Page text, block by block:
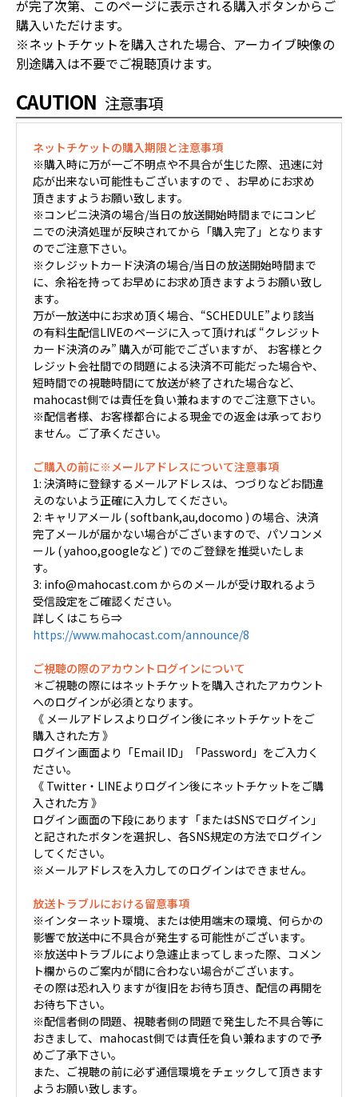
が完了次第、このページに表示される購入ボタンからご
購入いただけます。
※ネットチケットを購入された場合、アーカイブ映像の
別途購入は不要でご視聴頂けます。
CAUTION 注意事項
ネットチケットの購入期限と注意事項
※購入時に万が一ご不明点や不具合が生じた際、迅速に対
応が出来ない可能性もございますので 、お早めにお求め
頂きますようお願い致します。
※コンビニ決済の場合/当日の放送開始時間までにコンビ
ニでの決済処理が反映されてから「購入完了」となります
のでご注意下さい。
※クレジットカード決済の場合/当日の放送開始時間まで
に、余裕を持ってお早めにお求め頂きますようお願い致し
ます。
万が一放送中にお求め頂く場合、“SCHEDULE”より該当
の有料生配信LIVEのページに入って頂ければ “クレジット
カード決済のみ” 購入が可能でございますが、 お客様とク
レジット会社間での問題による決済不可能だった場合や、
短時間での視聴時間にて放送が終了された場合など、
mahocast側では責任を負い兼ねますのでご注意下さい。
※配信者様、お客様都合による現金での返金は承っており
ません。ご了承ください。
ご購入の前に※メールアドレスについて注意事項
1: 決済時に登録するメールアドレスは、つづりなどお間違
えのないよう正確に入力してください。
2: キャリアメール ( softbank,au,docomo ) の場合、決済
完了メールが届かない場合がございますので、パソコンメ
ール ( yahoo,googleなど ) でのご登録を推奨いたしま
す。
3: info@mahocast.com からのメールが受け取れるよう
受信設定をご確認ください。
詳しくはこちら⇒
https://www.mahocast.com/announce/8
ご視聴の際のアカウントログインについて
＊ご視聴の際にはネットチケットを購入されたアカウント
へのログインが必須となります。
《 メールアドレスよりログイン後にネットチケットをご
購入された方 》
ログイン画面より「Email ID」「Password」をご入力く
ださい。
《 Twitter・LINEよりログイン後にネットチケットをご購
入された方 》
ログイン画面の下段にあります「またはSNSでログイン」
と記されたボタンを選択し、各SNS規定の方法でログイン
してください。
※メールアドレスを入力してのログインはできません。
放送トラブルにおける留意事項
※インターネット環境、または使用端末の環境、何らかの
影響で放送中に不具合が発生する可能性がございます。
※放送中トラブルにより急遽止まってしまった際、コメン
ト欄からのご案内が間に合わない場合がございます。
その際は恐れ入りますが復旧をお待ち頂き、配信の再開を
お待ち下さい。
※配信者側の問題、視聴者側の問題で発生した不具合等に
おきまして、mahocast側では責任を負い兼ねますので予
めご了承下さい。
また、ご視聴の前に必ず通信環境をチェックして頂きます
ようお願い致します。